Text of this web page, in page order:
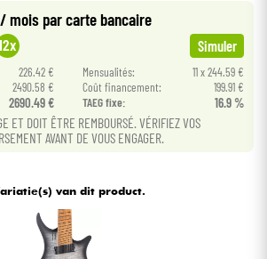
Bekijk onze merken
/ mois par carte bancaire
Simuler
226.42 € Mensualités:
11 x 244.59 €
2490.58 € Coût financement:
199.91 €
2690.49 € TAEG fixe: 16.9 %
ET DOIT ÊTRE REMBOURSÉ. VÉRIFIEZ VOS
AVANT DE VOUS ENGAGER.
van dit product.